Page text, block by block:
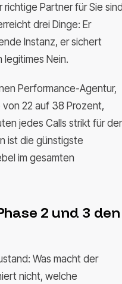
Partner für Sie
drei Dinge: Er
Instanz, er sichert
legitimes Nein.
Performance-Agentur,
22 auf 38 Prozent,
jedes Calls strikt für
ist die günstigste
im gesamten
2 und 3 den
Was macht der
nicht, welche